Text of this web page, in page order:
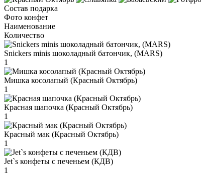
Состав подарка
Фото конфет
Наименование
Количество
Snickers minis шоколадный батончик, (MARS)
1
Мишка косолапый (Красный Октябрь)
1
Красная шапочка (Красный Октябрь)
1
Красный мак (Красный Октябрь)
1
Jet`s конфеты с печеньем (КДВ)
1